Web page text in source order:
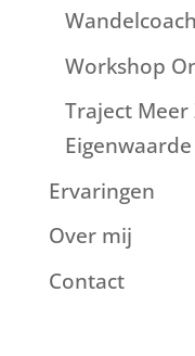
Workshop
Traject
Eigenwaarde
Ervaringen
Over mij
Contact